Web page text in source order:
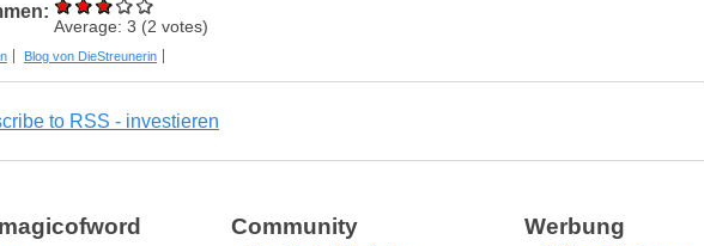
Average: 3 (2 votes)
über Den Traum vom Eigenheim verwirklichen – was es zu beachten gibt
Blog von DieStreunerin
Community Werbung